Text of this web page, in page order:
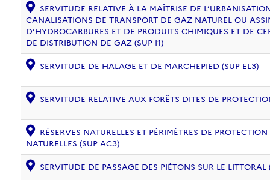
SERVITUDE RELATIVE À LA MAÎTRISE DE
CANALISATIONS DE TRANSPORT DE GAZ NATUREL OU
D’HYDROCARBURES ET DE PRODUITS CHIMIQUES ET DE
DE DISTRIBUTION DE GAZ (SUP I1)
SERVITUDE DE HALAGE ET DE MARCHEPIED (SUP EL3)
SERVITUDE RELATIVE AUX FORÊTS DITES DE
RÉSERVES NATURELLES ET PÉRIMÈTRES DE
NATURELLES (SUP AC3)
SERVITUDE DE PASSAGE DES PIÉTONS SUR LE LITTORAL